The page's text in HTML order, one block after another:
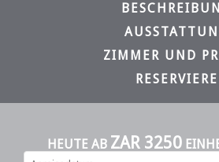
ZIMMER UND
HEUTE AB ZAR 3250